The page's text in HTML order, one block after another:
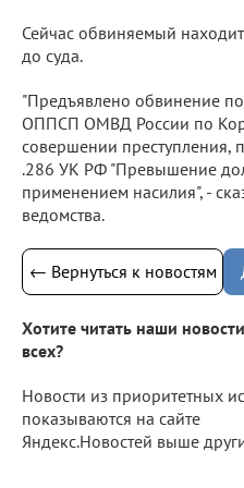
Сейчас обвиняемый
до суда.
"Предъявлено обвинение
ОППСП ОМВД России по
совершении преступления,
.286 УК РФ "Превышение
применением насилия", -
ведомства.
← Вернуться к новостям
Хотите читать наши
всех?
Новости из приоритетных
показываются на сайте
Яндекс.Новостей выше